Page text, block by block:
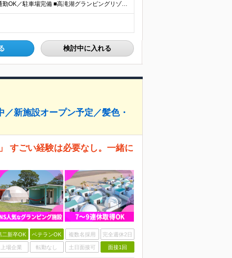
★千葉・茨城・栃木エリアで募集中！ ★マイカー通勤OK／駐車場完備 ■高滝湖グランピングリゾート └千葉県市原市養老1012-1 ■TACO GLAMP THE MEXICO └千葉県香取郡多古町
検討中に入れる
新施設オープン予定／髪色・
すごい経験は必要なし。一緒に
二新卒OK ベテランOK 複数名採用 完全週休2日
上場企業 転勤なし 土日面接可 面接1回